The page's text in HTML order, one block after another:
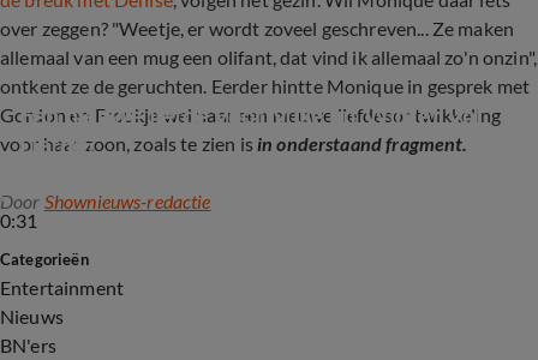
over zeggen? "Weetje, er wordt zoveel geschreven... Ze maken
allemaal van een mug een olifant, dat vind ik allemaal zo'n onzin",
ontkent ze de geruchten. Eerder hintte Monique in gesprek met
Gordon en Froukje wel naar een nieuwe liefdesontwikkeling
voor haar zoon, zoals te zien is in onderstaand fragment.
0:31
Een nieuwe liefde voor Mike uit Winter Vol
Liefde?
Door Shownieuws-redactie
Categorieën
Entertainment
Nieuws
BN'ers